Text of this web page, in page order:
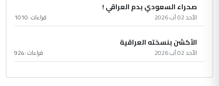
صحراء السعودي بدم العراقي !
الأحد 02 آب 2026 قراءات :1010
الأكشن بنسخته العراقية
الأحد 02 آب 2026 قراءات :924